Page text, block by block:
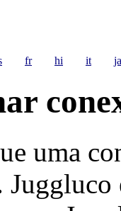
fr hi it ja
uma